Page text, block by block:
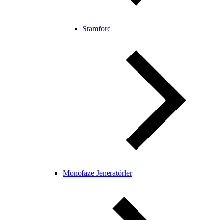
Stamford
Monofaze Jeneratörler